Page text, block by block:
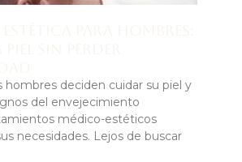
hombres deciden cuidar su piel y
del envejecimiento
médico-estéticos
necesidades. Lejos de buscar